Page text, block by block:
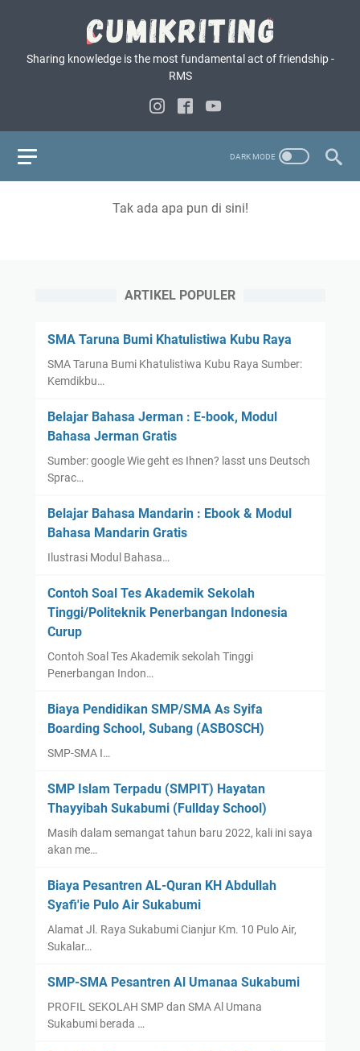
Sharing knowledge is the most fundamental act of friendship -
RMS
Tak ada apa pun di sini!
ARTIKEL POPULER
SMA Taruna Bumi Khatulistiwa Kubu Raya
SMA Taruna Bumi Khatulistiwa Kubu Raya Sumber:
Kemdikbu…
Belajar Bahasa Jerman : E-book, Modul
Bahasa Jerman Gratis
Sumber: google Wie geht es Ihnen? lasst uns Deutsch
Sprac…
Belajar Bahasa Mandarin : Ebook & Modul
Bahasa Mandarin Gratis
Ilustrasi Modul Bahasa…
Contoh Soal Tes Akademik Sekolah
Tinggi/Politeknik Penerbangan Indonesia
Curup
Contoh Soal Tes Akademik sekolah Tinggi
Penerbangan Indon…
Biaya Pendidikan SMP/SMA As Syifa
Boarding School, Subang (ASBOSCH)
SMP-SMA I…
SMP Islam Terpadu (SMPIT) Hayatan
Thayyibah Sukabumi (Fullday School)
Masih dalam semangat tahun baru 2022, kali ini saya
akan me…
Biaya Pesantren AL-Quran KH Abdullah
Syafi'ie Pulo Air Sukabumi
Alamat Jl. Raya Sukabumi Cianjur Km. 10 Pulo Air,
Sukalar…
SMP-SMA Pesantren Al Umanaa Sukabumi
PROFIL SEKOLAH SMP dan SMA Al Umana
Sukabumi berada …